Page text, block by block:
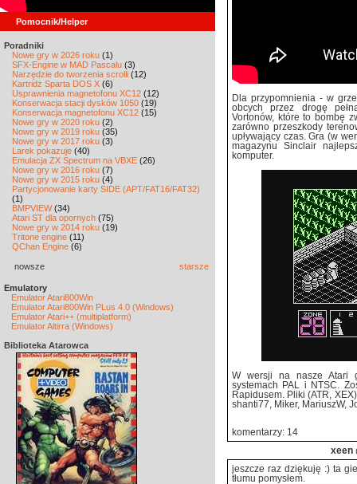
Pomocnik/Helper
Poradniki
Nowe gry w 2026 roku (1)
SFX-Engine w MAD Pascalu (3)
Narzędzie do tworzenia scrolli (12)
Kartridż Sparta DOS X (6)
Usprawnienia magnetofonu XC12 (12)
Konserwacja stacji dysków 1050 (19)
Konserwacja magnetofonu XC12 (15)
Nowe gry w 2020 roku (2)
Nowe gry w 2019 roku (35)
Nowe gry w 2017 roku (3)
Larek pokazuje (40)
Emulacja ZX Spectrum na VBXE (26)
Nowe gry w 2016 roku (7)
Nowe gry w 2015 roku (4)
Partycjonowanie karty SIDE (APT/FAT16/FAT32)
(1)
BMPVIEW(34)
Atari ST dla opornych (75)
Nowe gry w 2014 roku (19)
Tritone engine (11)
QChan Engine (6)
nowsze starsze
Emulatory
Emulator Atari800Win
Emulator Atari800Win PLus 4.0 (Windows)
Emulator Atari++ (multiplatform)
Emulator Altirra (Windows)
Biblioteka Atarowca
Dla przypomnienia - w
obcych przez drogę
Vortonów, które to bombę
zarówno przeszkody
upływający czas. Gra (w
magazynu Sinclair
komputer.
W wersji na nasze Atari
systemach PAL i NTSC.
Rapidusem. Pliki (ATR,
shanti77, Miker, MariuszW,
komentarzy: 14
xeen
jeszcze raz dziękuję :) ta
tłumu pomysłem.